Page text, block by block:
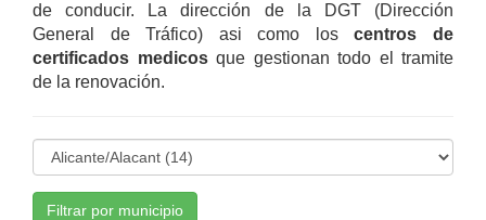
de conducir. La dirección de la DGT (Dirección
General de Tráfico) asi como loscentros de
certificados medicosque gestionan todo el tramite
de la renovación.
Filtrar por municipio